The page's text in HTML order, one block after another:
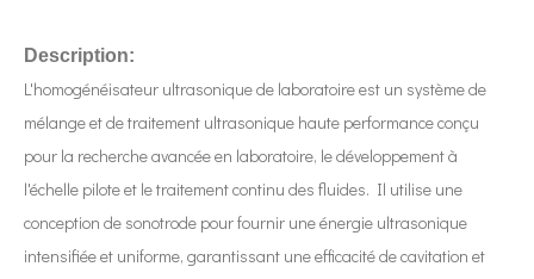
Description:
L'homogénéisateur ultrasonique de laboratoire est un système de
mélange et de traitement ultrasonique haute performance conçu
pour la recherche avancée en laboratoire, le développement à
l'échelle pilote et le traitement continu des fluides. Il utilise une
conception de sonotrode pour fournir une énergie ultrasonique
intensifiée et uniforme, garantissant une efficacité de cavitation et